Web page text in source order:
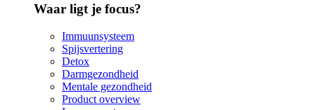
Waar ligt je focus?
Immuunsysteem
Spijsvertering
Detox
Darmgezondheid
Mentale gezondheid
Product overview